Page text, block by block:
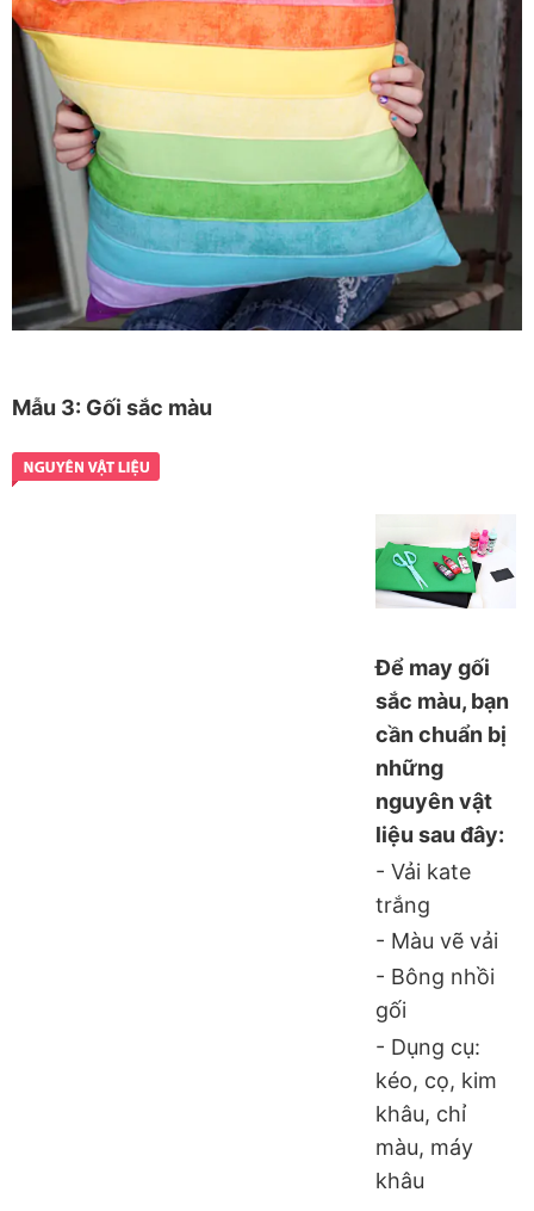
Mẫu 3: Gối sắc màu
Để may gối
sắc màu, bạn
cần chuẩn bị
những
nguyên vật
liệu sau đây:
- Vải kate
trắng
- Màu vẽ vải
- Bông nhồi
gối
- Dụng cụ:
kéo, cọ, kim
khâu, chỉ
màu, máy
khâu